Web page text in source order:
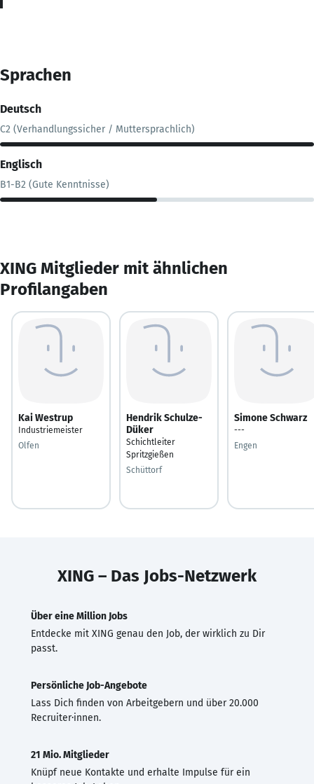
Sprachen
Deutsch
C2 (Verhandlungssicher / Muttersprachlich)
Englisch
B1-B2 (Gute Kenntnisse)
XING Mitglieder mit ähnlichen
Profilangaben
Kai Westrup
Industriemeister
Olfen
Hendrik Schulze-
Düker
Schichtleiter
Spritzgießen
Schüttorf
Simone Schwarz
---
Engen
XING – Das Jobs-Netzwerk
Über eine Million Jobs
Entdecke mit XING genau den Job, der wirklich zu Dir
passt.
Persönliche Job-Angebote
Lass Dich finden von Arbeitgebern und über 20.000
Recruiter·innen.
21 Mio. Mitglieder
Knüpf neue Kontakte und erhalte Impulse für ein